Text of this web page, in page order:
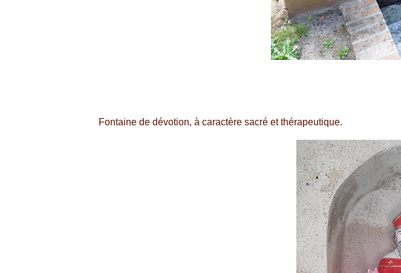
Fontaine de dévotion, à caractère sacré et thérapeutique.